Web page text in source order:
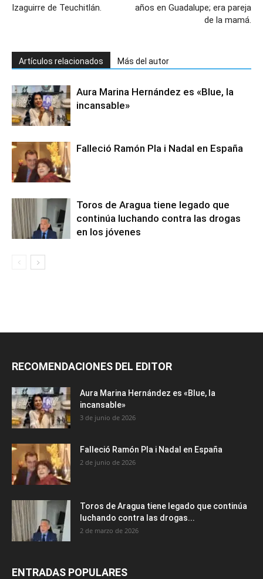
Izaguirre de Teuchitlán.
años en Guadalupe; era pareja
de la mamá.
Artículos relacionados Más del autor
Aura Marina Hernández es «Blue, la
incansable»
Falleció Ramón Pla i Nadal en España
Toros de Aragua tiene legado que
continúa luchando contra las drogas
en los jóvenes
RECOMENDACIONES DEL EDITOR
Aura Marina Hernández es «Blue, la
incansable»
3 de junio de 2026
Falleció Ramón Pla i Nadal en España
2 de junio de 2026
Toros de Aragua tiene legado que continúa
luchando contra las drogas...
2 de marzo de 2026
ENTRADAS POPULARES